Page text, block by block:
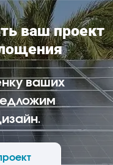
ваш проект
ваших